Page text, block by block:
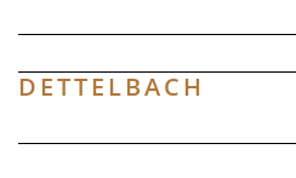
DETTELBACH